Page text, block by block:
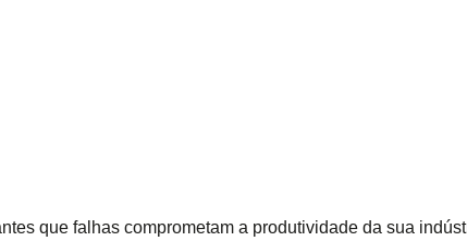
que falhas comprometam a produtividade da sua